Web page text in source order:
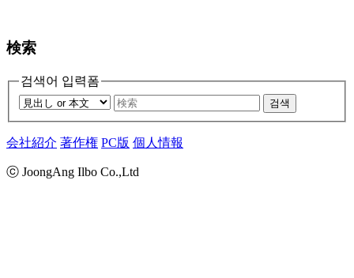
検索
검색어 입력폼
검색
会社紹介 著作権 PC版 個人情報
ⓒ JoongAng Ilbo Co.,Ltd